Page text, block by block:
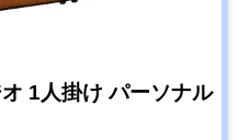
1人掛け パーソナル